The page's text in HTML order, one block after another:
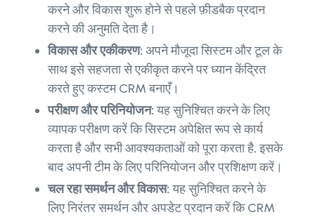
करने और विकास शुरू होने से पहले फ़ीडबैक प्रदान
करने की अनुमति देता है।
विकास और एकीकरण: अपने मौजूदा सिस्टम और टूल के
साथ इसे सहजता से एकीकृत करने पर ध्यान केंद्रित
करते हुए कस्टम CRM बनाएँ।
परीक्षण और परिनियोजन:यह सुनिश्चित करने के लिए
व्यापक परीक्षण करें कि सिस्टम अपेक्षित रूप से कार्य
करता है और सभी आवश्यकताओं को पूरा करता है, इसके
बाद अपनी टीम के लिए परिनियोजन और प्रशिक्षण करें।
चल रहा समर्थन और विकास:यह सुनिश्चित करने के
लिए निरंतर समर्थन और अपडेट प्रदान करें कि CRM